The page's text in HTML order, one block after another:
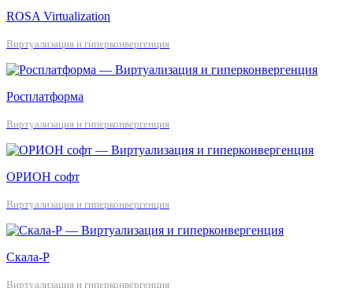
ROSA Virtualization
Виртуализация и гиперконвергенция
Росплатформа
Виртуализация и гиперконвергенция
ОРИОН софт
Виртуализация и гиперконвергенция
Скала-Р
Виртуализация и гиперконвергенция